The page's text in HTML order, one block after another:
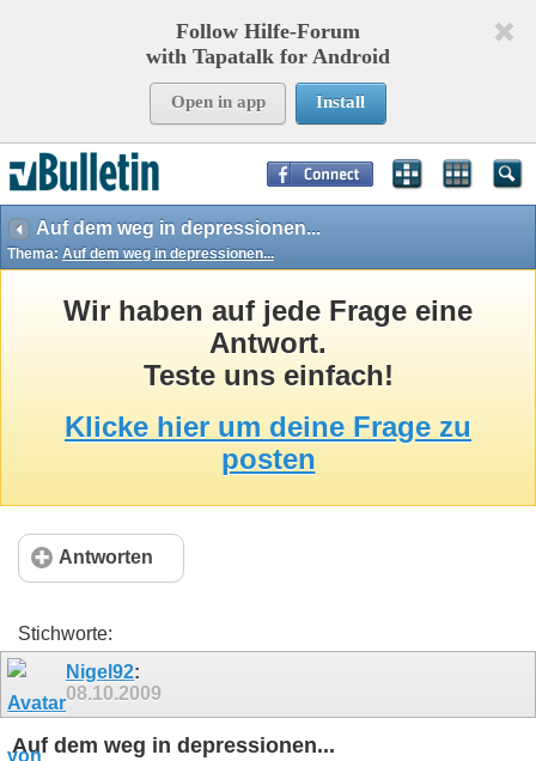
Follow Hilfe-Forum
with Tapatalk for Android
Open in app Install
Auf dem weg in depressionen...
Thema: Auf dem weg in depressionen...
Wir haben auf jede Frage eine
Antwort.
Teste uns einfach!
Klicke hier um deine Frage zu
posten
Antworten
Stichworte:
Nigel92:
08.10.2009
Auf dem weg in depressionen...
Page Time:0,25535
Templates:38